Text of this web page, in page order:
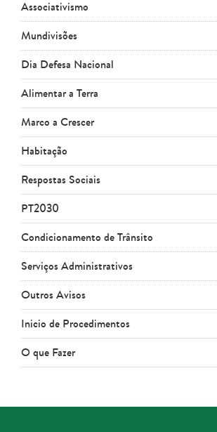
Associativismo
Mundivisões
Dia Defesa Nacional
Alimentar a Terra
Marco a Crescer
Habitação
Respostas Sociais
PT2030
Condicionamento de Trânsito
Serviços Administrativos
Outros Avisos
Inicio de Procedimentos
O que Fazer